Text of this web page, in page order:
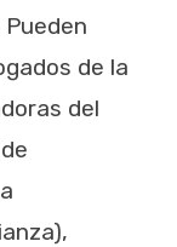
de la
del